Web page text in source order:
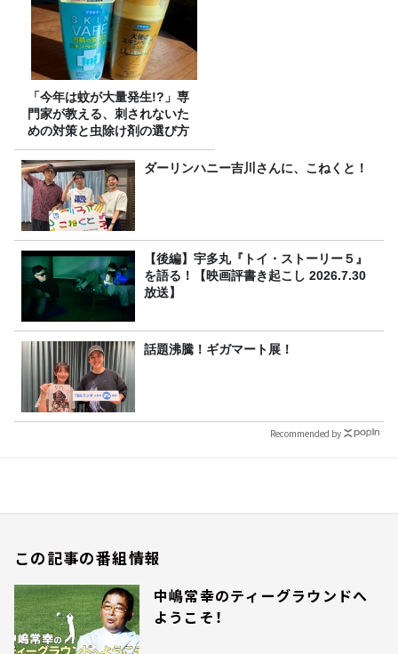
「今年は蚊が大量発生!?」専
門家が教える、刺されないた
めの対策と虫除け剤の選び方
ダーリンハニー吉川さんに、こねくと！
【後編】宇多丸『トイ・ストーリー５』
を語る！【映画評書き起こし 2026.7.30
放送】
話題沸騰！ギガマート展！
Recommended by
この記事の番組情報
中嶋常幸のティーグラウンドへ
ようこそ！